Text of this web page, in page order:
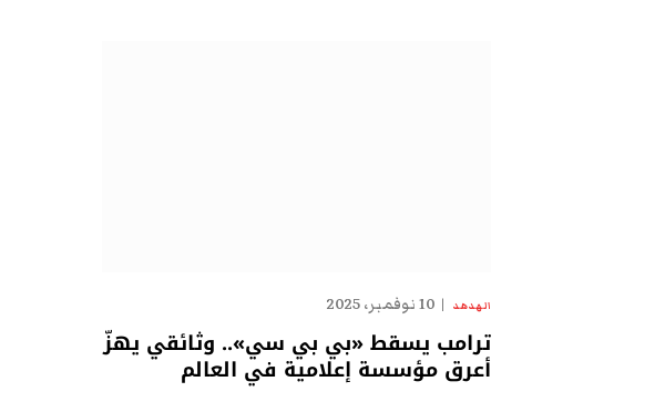
الهدهد 10 نوفمبر، 2025
ترامب يسقط «بي بي سي».. وثائقي يهزّ
أعرق مؤسسة إعلامية في العالم